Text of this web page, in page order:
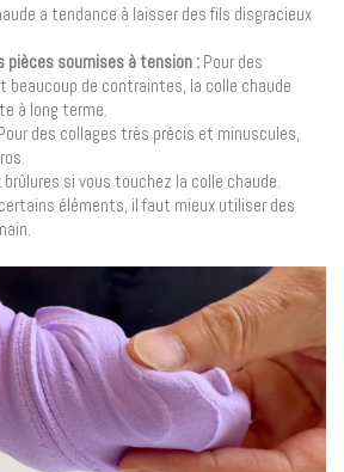
a tendance à laisser des fils disgracieux
pièces soumises à tension : Pour des
beaucoup de contraintes, la colle chaude
à long terme.
des collages très précis et minuscules,
si vous touchez la colle chaude.
éléments, il faut mieux utiliser des